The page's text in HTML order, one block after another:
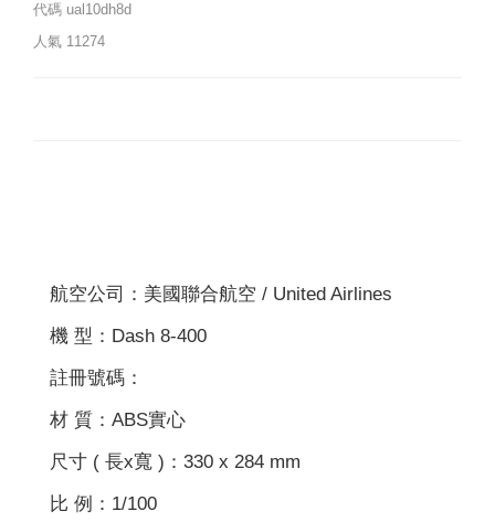
代碼 ual10dh8d
人氣 11274
航空公司：美國聯合航空 / United Airlines
機 型：Dash 8-400
註冊號碼：
材 質：ABS實心
尺寸 ( 長x寬 )：330 x 284 mm
比 例：1/100